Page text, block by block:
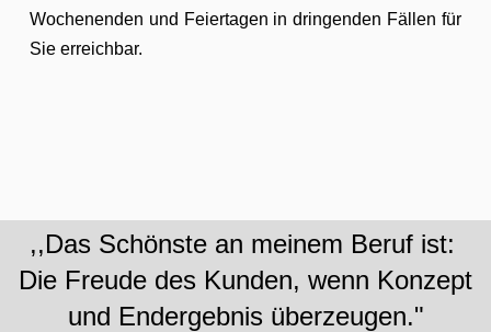
Wochenenden und Feiertagen in dringenden Fällen für
Sie erreichbar.
,,Das Schönste an meinem Beruf ist:
Die Freude des Kunden, wenn Konzept
und Endergebnis überzeugen."